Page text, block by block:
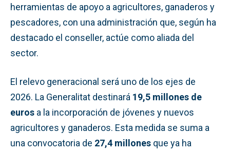
herramientas de apoyo a agricultores, ganaderos y
pescadores, con una administración que, según ha
destacado el conseller, actúe como aliada del
sector.
El relevo generacional será uno de los ejes de
2026. La Generalitat destinará 19,5 millones de
euros a la incorporación de jóvenes y nuevos
agricultores y ganaderos. Esta medida se suma a
una convocatoria de 27,4 millones que ya ha